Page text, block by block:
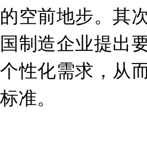
的空前地步。其
国制造企业提出
个性化需求，从
标准。